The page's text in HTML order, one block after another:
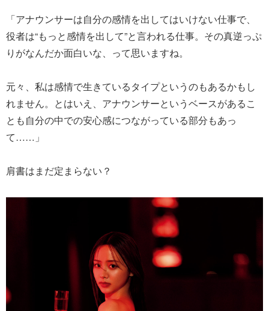
「アナウンサーは自分の感情を出してはいけない仕事で、
役者は“もっと感情を出して”と言われる仕事。その真逆っぷ
りがなんだか面白いな、って思いますね。
元々、私は感情で生きているタイプというのもあるかもし
れません。とはいえ、アナウンサーというベースがあるこ
とも自分の中での安心感につながっている部分もあっ
て……」
肩書はまだ定まらない？